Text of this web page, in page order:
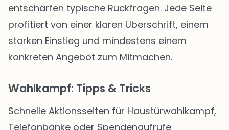
entschärfen typische Rückfragen. Jede Seite
profitiert von einer klaren Überschrift, einem
starken Einstieg und mindestens einem
konkreten Angebot zum Mitmachen.
Wahlkampf: Tipps & Tricks
Schnelle Aktionsseiten für Haustürwahlkampf,
Telefonbänke oder Spendenaufrufe